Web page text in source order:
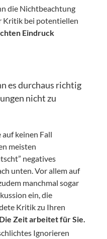
die Nichtbeachtung
Kritik bei potentiellen
Eindruck
es durchaus richtig
nicht zu
keinen Fall
meisten
negatives
unten. Vor allem auf
manchmal sogar
ein, die
Kritik zu Ihren
Die Zeit arbeitet für Sie.
Ignorieren